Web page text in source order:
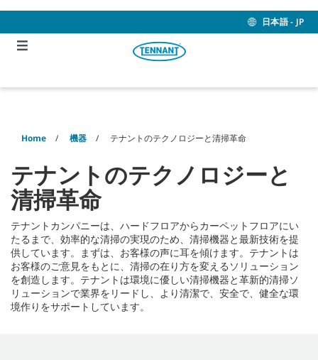
content
navigation
menu
日本語 - JP
Home 機器 テナントのテクノロジーと清掃革命
テナントのテクノロジーと
清掃革命
テナントカンパニーは、ハードフロアからカーペットフロアにい
たるまで、効率的な清掃の実現のため、清掃機器と最新技術を提
供しています。まずは、お客様の声に耳を傾けます。テナントは
お客様のご意見をもとに、清掃の在り方を変えるソリューション
を創造します。テナントは環境に優しい清掃機器と革新的清掃ソ
リューションで業界をリードし、より清潔で、安全で、健全な環
境作りをサポートしています。